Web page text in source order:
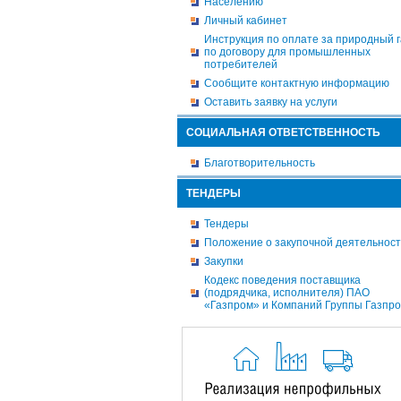
Личный кабинет
Инструкция по оплате за природный
по договору для промышленных
потребителей
Сообщите контактную информацию
Оставить заявку на услуги
СОЦИАЛЬНАЯ ОТВЕТСТВЕННОСТЬ
Благотворительность
ТЕНДЕРЫ
Тендеры
Положение о закупочной
Закупки
Кодекс поведения поставщика
(подрядчика, исполнителя) ПАО
«Газпром» и Компаний Группы